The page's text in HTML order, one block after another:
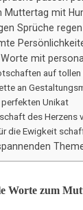
Muttertag mit
Sprüche
mit
auf
an
perfekten Unikat
des Herzens
die Ewigkeit
Worte zum